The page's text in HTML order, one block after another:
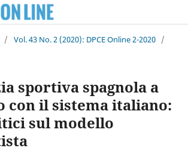
/ Vol. 43 No. 2 (2020): DPCE Online 2-2020 /
sportiva spagnola a
con il sistema italiano:
sul modello